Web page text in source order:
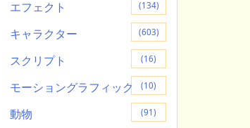
エフェクト (134)
キャラクター (603)
スクリプト (16)
モーショングラフィック (10)
動物 (91)